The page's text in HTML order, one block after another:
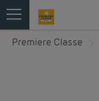
Premiere Classe